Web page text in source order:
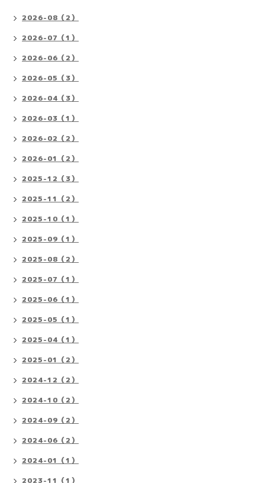
2026-08（2）
2026-07（1）
2026-06（2）
2026-05（3）
2026-04（3）
2026-03（1）
2026-02（2）
2026-01（2）
2025-12（3）
2025-11（2）
2025-10（1）
2025-09（1）
2025-08（2）
2025-07（1）
2025-06（1）
2025-05（1）
2025-04（1）
2025-01（2）
2024-12（2）
2024-10（2）
2024-09（2）
2024-06（2）
2024-01（1）
2023-11（1）